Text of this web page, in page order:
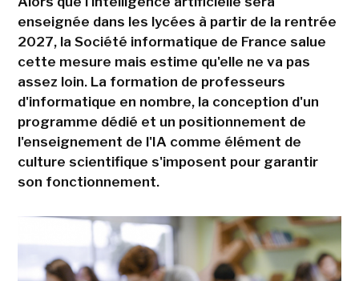
enseignée dans les lycées à partir de la rentrée
2027, la Société informatique de France salue
cette mesure mais estime qu'elle ne va pas
assez loin. La formation de professeurs
d'informatique en nombre, la conception d'un
programme dédié et un positionnement de
l'enseignement de l'IA comme élément de
culture scientifique s'imposent pour garantir
son fonctionnement.